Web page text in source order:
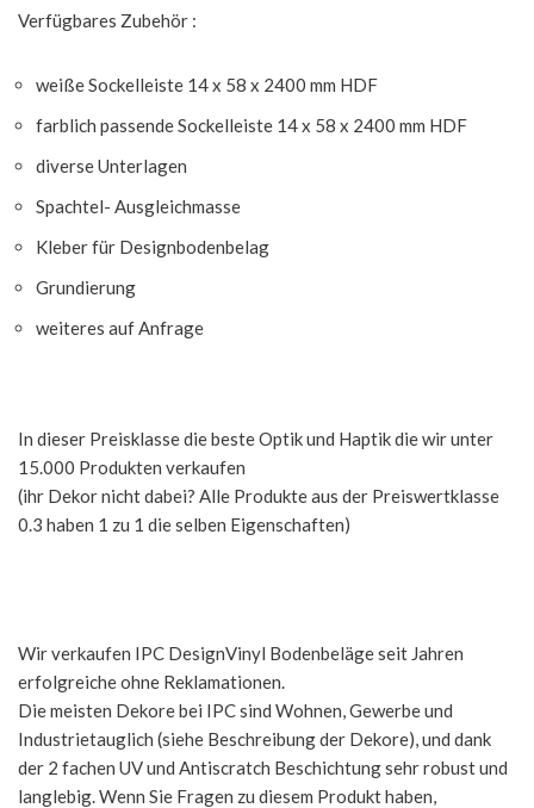
Verfügbares Zubehör :
weiße Sockelleiste 14 x 58 x 2400 mm HDF
farblich passende Sockelleiste 14 x 58 x 2400 mm HDF
diverse Unterlagen
Spachtel- Ausgleichmasse
Kleber für Designbodenbelag
Grundierung
weiteres auf Anfrage
In dieser Preisklasse die beste Optik und Haptik die wir unter
15.000 Produkten verkaufen
(ihr Dekor nicht dabei? Alle Produkte aus der Preiswertklasse
0.3 haben 1 zu 1 die selben Eigenschaften)
Wir verkaufen IPC DesignVinyl Bodenbeläge seit Jahren
erfolgreiche ohne Reklamationen.
Die meisten Dekore bei IPC sind Wohnen, Gewerbe und
Industrietauglich (siehe Beschreibung der Dekore), und dank
der 2 fachen UV und Antiscratch Beschichtung sehr robust und
langlebig. Wenn Sie Fragen zu diesem Produkt haben,